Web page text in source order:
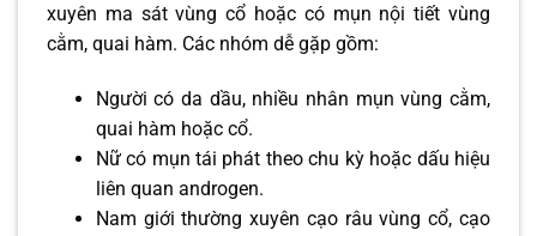
xuyên ma sát vùng cổ hoặc có mụn nội tiết vùng
cằm, quai hàm. Các nhóm dễ gặp gồm:
Người có da dầu, nhiều nhân mụn vùng cằm,
quai hàm hoặc cổ.
Nữ có mụn tái phát theo chu kỳ hoặc dấu hiệu
liên quan androgen.
Nam giới thường xuyên cạo râu vùng cổ, cạo